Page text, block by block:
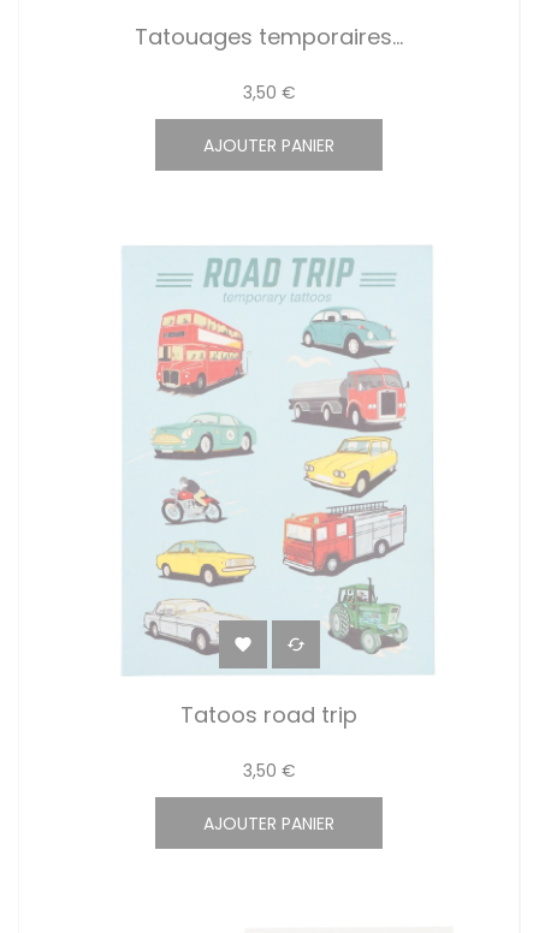
Tatouages temporaires...
3,50 €
AJOUTER PANIER
 
Tatoos road trip
3,50 €
AJOUTER PANIER